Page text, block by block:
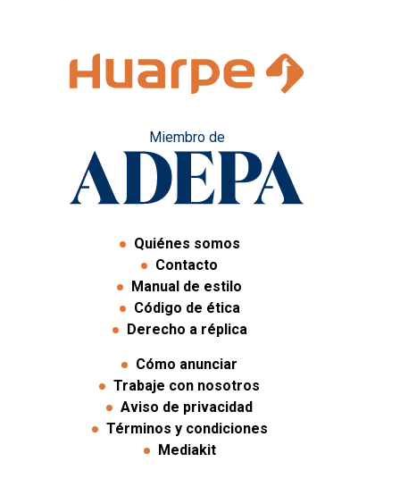
Miembro de
Quiénes somos
Contacto
Manual de estilo
Código de ética
Derecho a réplica
Cómo anunciar
Trabaje con nosotros
Aviso de privacidad
Términos y condiciones
Mediakit